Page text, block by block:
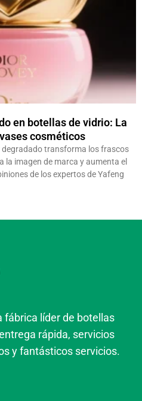
en botellas de vidrio: La
cosméticos
degradado transforma los frascos
la imagen de marca y aumenta el
de los expertos de Yafeng
fábrica líder de botellas
rápida, servicios
y fantásticos servicios.